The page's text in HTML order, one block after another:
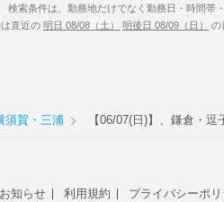
検索条件は、勤務地だけでなく勤務日・時間帯
直近の 明日 08/08（土） 明後日 08/09（日）
の
須賀・三浦 【06/07(日)】、鎌倉・
お知らせ 利用規約 プライバシーポ